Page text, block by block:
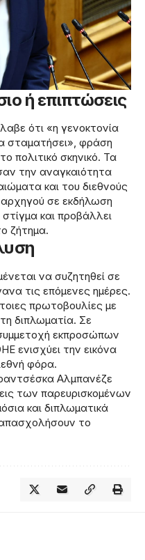
ή επιπτώσεις
ότι «η γενοκτονία
σταματήσει», φράση
πολιτικό σκηνικό. Τα
την αναγκαιότητα
και του διεθνούς
αρχηγού σε εκδήλωση
στίγμα και προβάλλει
ζήτημα.
να συζητηθεί σε
τις επόμενες ημέρες.
πρωτοβουλίες με
διπλωματία. Σε
εκπροσώπων
ενισχύει την εικόνα
φόρα.
Αλμπανέζε
των παρευρισκομένων
και διπλωματικά
το